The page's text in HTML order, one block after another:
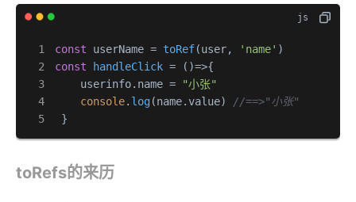
const userName = toRef(user, 'name'
const
handleClick = ( )=>{
    userinfo.
name =
"小张"
console. log(name.value)
//==>"小张"
}
toRefs的来历